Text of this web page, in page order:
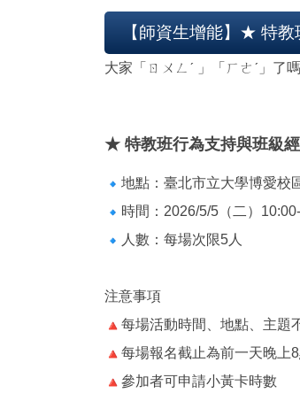
【師資生增能】★ 特
大家「ㄖㄨㄥˊ 」「ㄏㄜˊ」
★ 特教班行為支持與班級
地點：臺北市立大學博愛校
時間：2026/5/5（二）
人數：每場次限5人
注意事項
每場活動時間、地點、主題
每場報名截止為前一天晚上
參加者可申請小黃卡時數